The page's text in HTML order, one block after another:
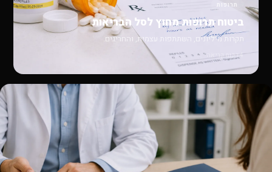
תרופות
ביטוח תרופות מחוץ לסל הבריאות
תקרות מיליונים, השתתפות עצמית, והחריגים.
4 דקות קריאה